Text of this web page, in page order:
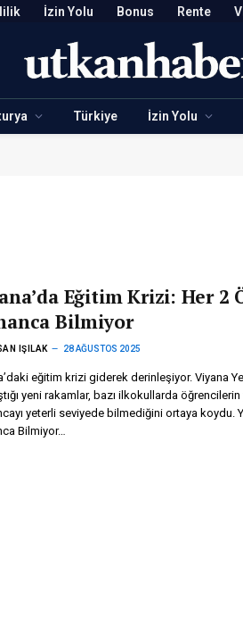
İzin Yolu Bonus Rente
Türkiye İzin Yolu
Eğitim Krizi: Her 2
Bilmiyor
IŞILAK 28 AĞUSTOS 2025
eğitim krizi giderek derinleşiyor. Viyana
yeni rakamlar, bazı ilkokullarda öğrencilerin
yeterli seviyede bilmediğini ortaya koydu.
Bilmiyor…